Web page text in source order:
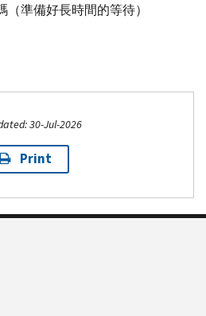
準備好長時間的等待）
30-Jul-2026
Print